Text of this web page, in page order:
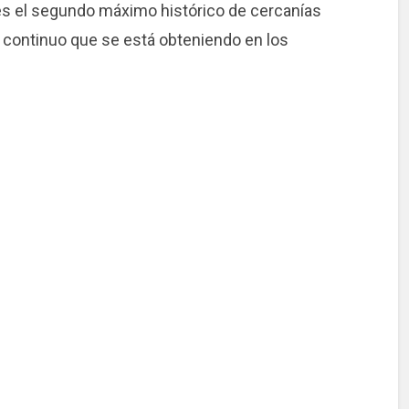
el segundo máximo histórico de cercanías
que se está obteniendo en los